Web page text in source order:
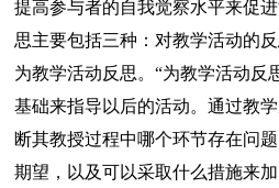
提高参与者的自我觉察水平来促
思主要包括三种：对教学活动的
为教学活动反思。“为教学活动反
基础来指导以后的活动。通过教
断其教授过程中哪个环节存在问
期望，以及可以采取什么措施来